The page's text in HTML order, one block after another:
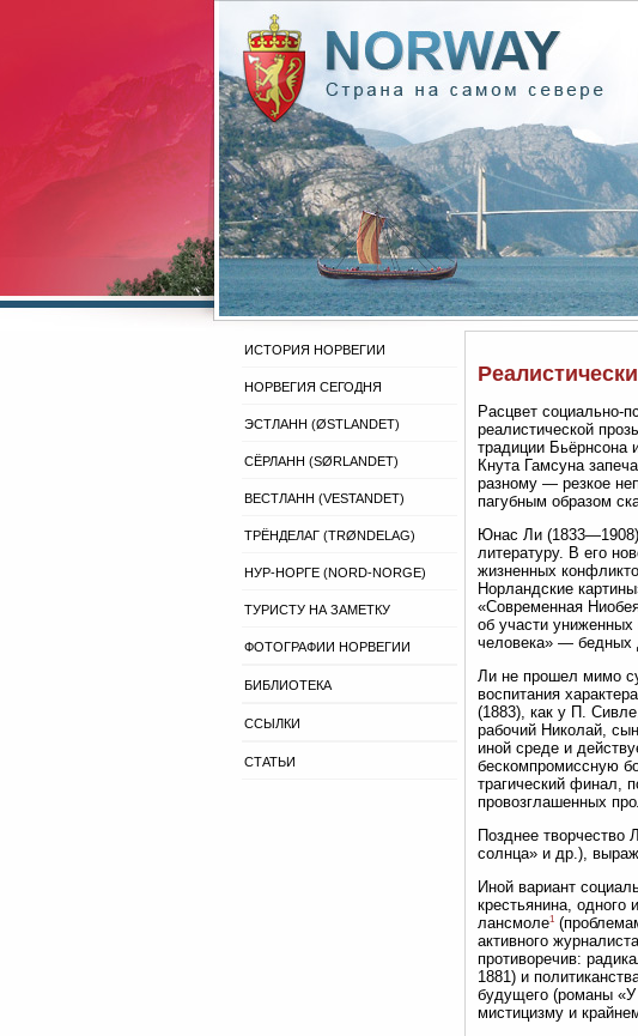
ИСТОРИЯ НОРВЕГИИ
НОРВЕГИЯ СЕГОДНЯ
ЭСТЛАНН (ØSTLANDET)
СЁРЛАНН (SØRLANDET)
ВЕСТЛАНН (VESTANDET)
ТРЁНДЕЛАГ (TRØNDELAG)
НУР-НОРГЕ (NORD-NORGE)
ТУРИСТУ НА ЗАМЕТКУ
ФОТОГРАФИИ НОРВЕГИИ
БИБЛИОТЕКА
ССЫЛКИ
СТАТЬИ
Расцвет социально-
реалистической
традиции Бьёрнсона
Кнута Гамсуна
разному — резкое
пагубным образом
Юнас Ли
литературу. В его
жизненных
Норландские
«Современная
об участи униженных
человека» — бедных
Ли не прошел мимо
воспитания
(1883), как у П.
рабочий Николай,
иной среде и
бескомпромиссную
трагический финал,
провозглашенных
Позднее творчество
солнца» и др.),
Иной вариант
крестьянина, одного
лансмоле1
активного
противоречив:
1881) и
будущего (романы
мистицизму и